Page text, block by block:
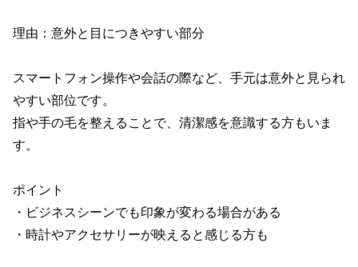
理由：意外と目につきやすい部分
スマートフォン操作や会話の際など、手元は意外と見られ
やすい部位です。
指や手の毛を整えることで、清潔感を意識する方もいま
す。
ポイント
・ビジネスシーンでも印象が変わる場合がある
・時計やアクセサリーが映えると感じる方も